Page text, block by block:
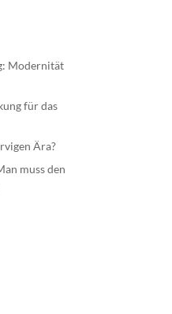
Modernität
für das
Ära?
muss den